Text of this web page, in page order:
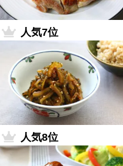
人気7位
人気8位